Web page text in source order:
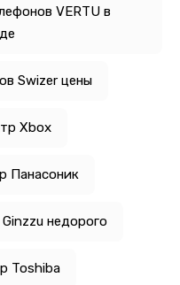
VERTU в
Swizer цены
Xbox
Панасоник
недорого
Toshiba